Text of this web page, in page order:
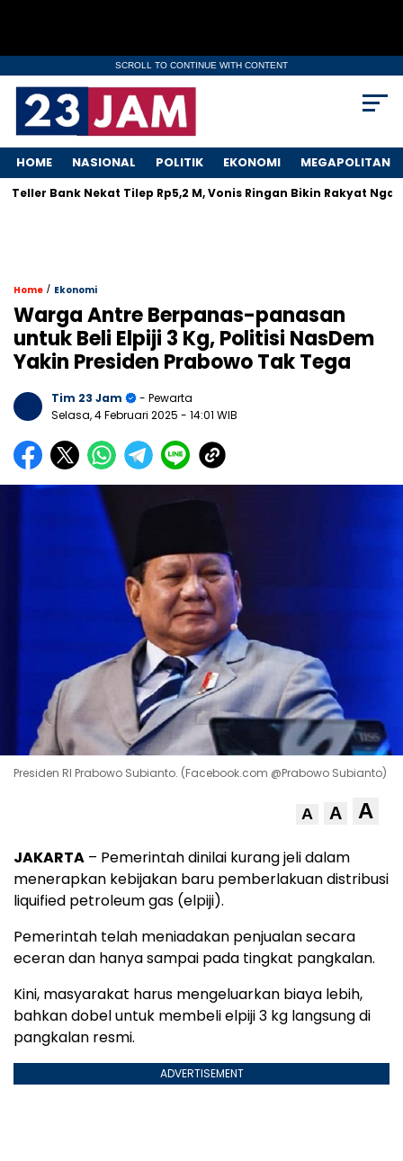
SCROLL TO CONTINUE WITH CONTENT
HOME NASIONAL POLITIK EKONOMI MEGAPOLITAN
Bank Nekat Tilep Rp5,2 M, Vonis Ringan Bikin Rakyat Ngamuk!
Home / Ekonomi
Warga Antre Berpanas-panasan
untuk Beli Elpiji 3 Kg, Politisi NasDem
Yakin Presiden Prabowo Tak Tega
Tim 23 Jam
- Pewarta
Selasa, 4 Februari 2025 - 14:01 WIB
Presiden RI Prabowo Subianto. (Facebook.com @Prabowo Subianto)
A A A
JAKARTA – Pemerintah dinilai kurang jeli dalam
menerapkan kebijakan baru pemberlakuan distribusi
liquified petroleum gas (elpiji).
Pemerintah telah meniadakan penjualan secara
eceran dan hanya sampai pada tingkat pangkalan.
Kini, masyarakat harus mengeluarkan biaya lebih,
bahkan dobel untuk membeli elpiji 3 kg langsung di
pangkalan resmi.
ADVERTISEMENT